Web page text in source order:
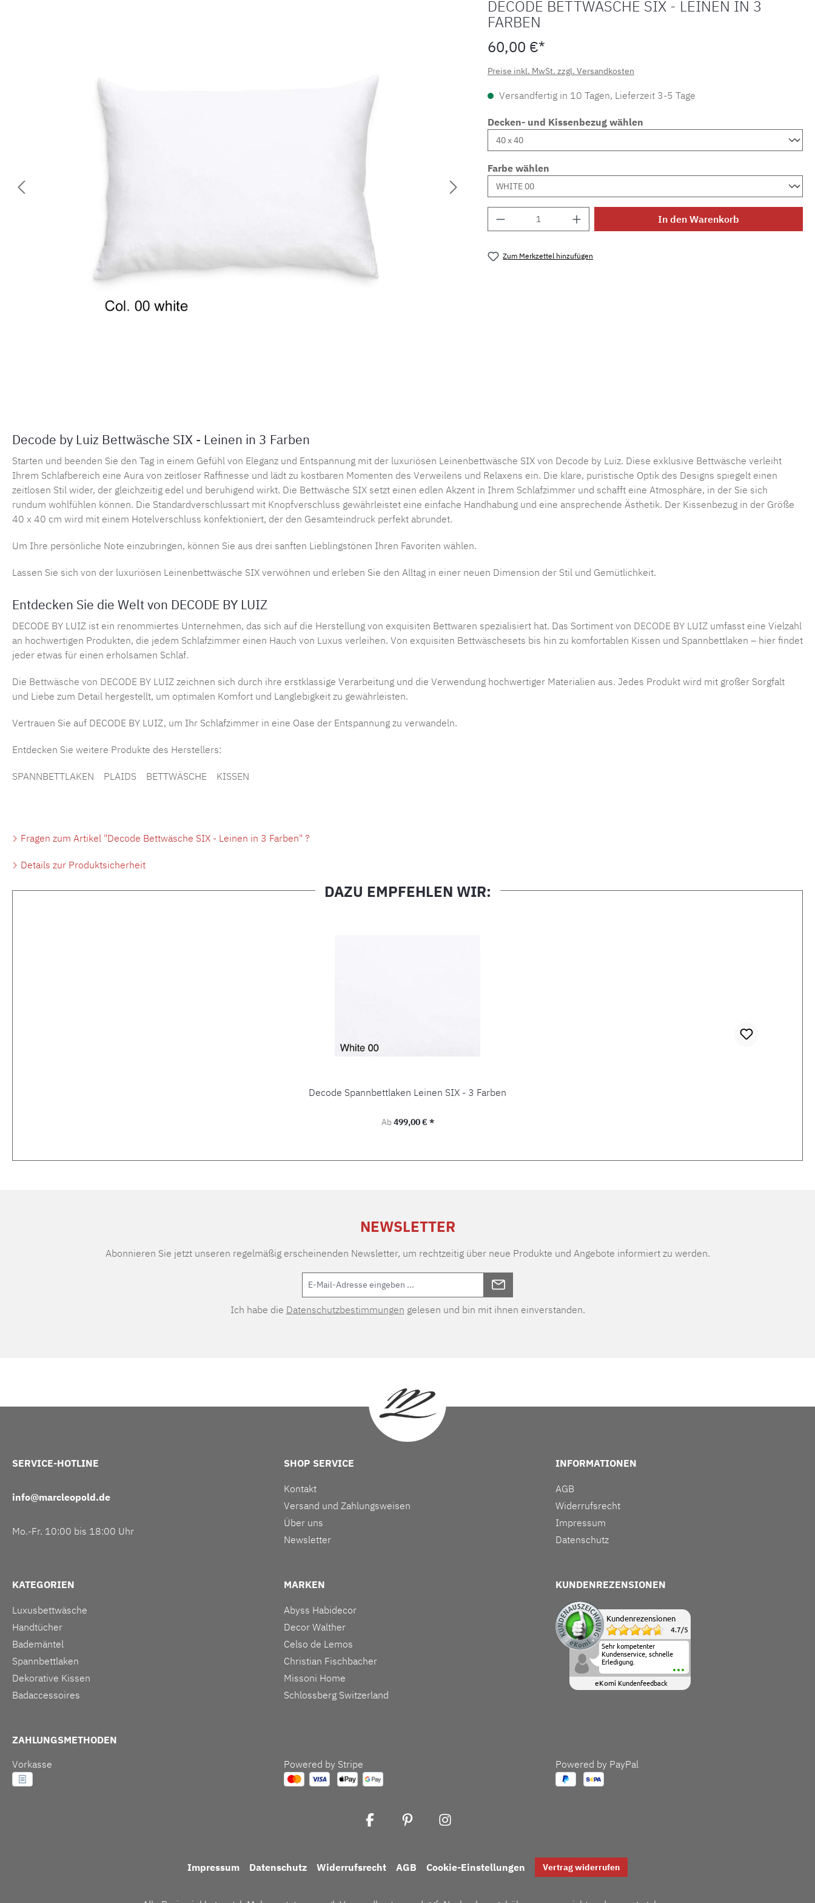
DECODE BETTWÄSCHE SIX - LEINEN IN 3
FARBEN
60,00 €*
Preise inkl. MwSt. zzgl. Versandkosten
Versandfertig in 10 Tagen, Lieferzeit 3-5 Tage
Decken- und Kissenbezug wählen
Farbe wählen
Produkt Anzahl: Gib den gewünschten Wert ein
In den Warenkorb
Zum Merkzettel hinzufügen
Decode by Luiz Bettwäsche SIX - Leinen in 3 Farben
Starten und beenden Sie den Tag in einem Gefühl von Eleganz und Entspannung mit der luxuriösen Leinenbettwäsche SIX von Decode by Luiz. Diese exklusive Bettwäsche verleiht
Ihrem Schlafbereich eine Aura von zeitloser Raffinesse und lädt zu kostbaren Momenten des Verweilens und Relaxens ein. Die klare, puristische Optik des Designs spiegelt einen
zeitlosen Stil wider, der gleichzeitig edel und beruhigend wirkt. Die Bettwäsche SIX setzt einen edlen Akzent in Ihrem Schlafzimmer und schafft eine Atmosphäre, in der Sie sich
rundum wohlfühlen können. Die Standardverschlussart mit Knopfverschluss gewährleistet eine einfache Handhabung und eine ansprechende Ästhetik. Der Kissenbezug in der Größe
40 x 40 cm wird mit einem Hotelverschluss konfektioniert, der den Gesamteindruck perfekt abrundet.
Um Ihre persönliche Note einzubringen, können Sie aus drei sanften Lieblingstönen Ihren Favoriten wählen.
Lassen Sie sich von der luxuriösen Leinenbettwäsche SIX verwöhnen und erleben Sie den Alltag in einer neuen Dimension der Stil und Gemütlichkeit.
Entdecken Sie die Welt von DECODE BY LUIZ
DECODE BY LUIZ ist ein renommiertes Unternehmen, das sich auf die Herstellung von exquisiten Bettwaren spezialisiert hat. Das Sortiment von DECODE BY LUIZ umfasst eine Vielzahl
an hochwertigen Produkten, die jedem Schlafzimmer einen Hauch von Luxus verleihen. Von exquisiten Bettwäschesets bis hin zu komfortablen Kissen und Spannbettlaken – hier findet
jeder etwas für einen erholsamen Schlaf.
Die Bettwäsche von DECODE BY LUIZ zeichnen sich durch ihre erstklassige Verarbeitung und die Verwendung hochwertiger Materialien aus. Jedes Produkt wird mit großer Sorgfalt
und Liebe zum Detail hergestellt, um optimalen Komfort und Langlebigkeit zu gewährleisten.
Vertrauen Sie auf DECODE BY LUIZ, um Ihr Schlafzimmer in eine Oase der Entspannung zu verwandeln.
Entdecken Sie weitere Produkte des Herstellers:
SPANNBETTLAKEN PLAIDS BETTWÄSCHE KISSEN
Fragen zum Artikel "Decode Bettwäsche SIX - Leinen in 3 Farben" ?
Details zur Produktsicherheit
DAZU EMPFEHLEN WIR:
Decode Spannbettlaken Leinen SIX - 3 Farben
Regulärer Preis:
Ab499,00 € *
NEWSLETTER
Abonnieren Sie jetzt unseren regelmäßig erscheinenden Newsletter, um rechtzeitig über neue Produkte und Angebote informiert zu werden.
Ich habe die Datenschutzbestimmungen gelesen und bin mit ihnen einverstanden.
SERVICE-HOTLINE
info@marcleopold.de
Mo.-Fr. 10:00 bis 18:00 Uhr
SHOP SERVICE
Kontakt
Versand und Zahlungsweisen
Über uns
Newsletter
INFORMATIONEN
AGB
Widerrufsrecht
Impressum
Datenschutz
KATEGORIEN
Luxusbettwäsche
Handtücher
Bademäntel
Spannbettlaken
Dekorative Kissen
Badaccessoires
MARKEN
Abyss Habidecor
Decor Walther
Celso de Lemos
Christian Fischbacher
Missoni Home
Schlossberg Switzerland
KUNDENREZENSIONEN
Kundenrezensionen
4.7/5
Sehr kompetenter
Kundenservice, schnelle
Erledigung.
eKomi Kundenfeedback
ZAHLUNGSMETHODEN
Vorkasse
Powered by Stripe Powered by PayPal
Impressum Datenschutz Widerrufsrecht AGB Cookie-Einstellungen Vertrag widerrufen